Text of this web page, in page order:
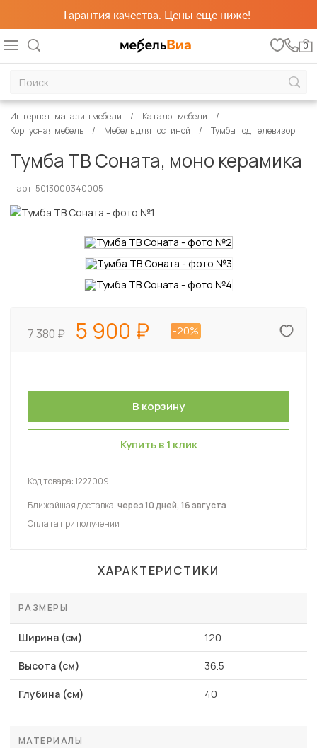
Гарантия качества. Цены еще ниже!
0
Интернет-магазин мебели
Каталог мебели
Корпусная мебель
Мебель для гостиной Тумбы под телевизор
Тумба ТВ Соната, моно керамика
арт. 5013000340005
7 380 5 900 -20%
Купить в 1 клик
Код товара:1227009
Ближайшая доставка:через 10 дней, 16 августа
Оплата при получении
ХАРАКТЕРИСТИКИ
РАЗМЕРЫ
Ширина (см) 120
Высота (см) 36.5
Глубина (см) 40
МАТЕРИАЛЫ